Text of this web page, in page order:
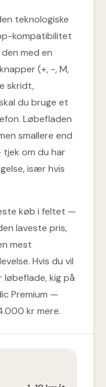
teknologiske
kompatibilitet
med en
(+, -, M,
skridt,
du bruge et
Løbefladen
smallere end
om du har
især hvis
køb i feltet —
laveste pris,
mest
Hvis du vil
løbeflade, kig på
Premium —
kr mere.